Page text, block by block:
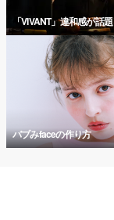
「VIVANT」違和感が話題
バブみfaceの作り方